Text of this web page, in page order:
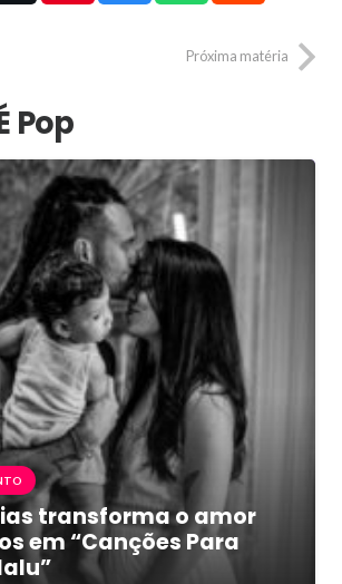
Próxima matéria
Pop
transforma o amor
em “Canções Para